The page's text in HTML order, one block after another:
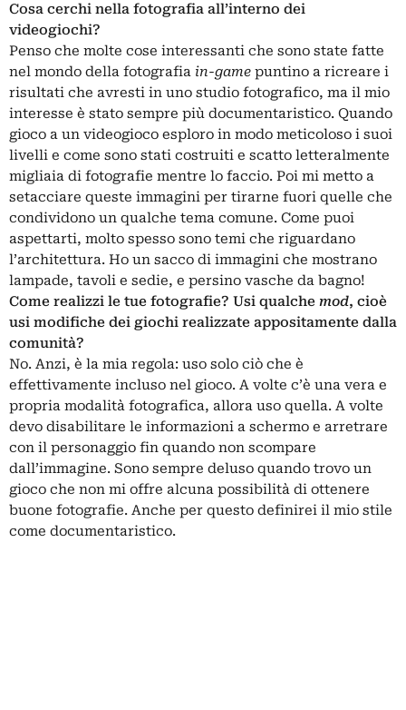
Cosa cerchi nella fotografia all’interno dei
videogiochi?
Penso che molte cose interessanti che sono state fatte
nel mondo della fotografia in-game puntino a ricreare i
risultati che avresti in uno studio fotografico, ma il mio
interesse è stato sempre più documentaristico. Quando
gioco a un videogioco esploro in modo meticoloso i suoi
livelli e come sono stati costruiti e scatto letteralmente
migliaia di fotografie mentre lo faccio. Poi mi metto a
setacciare queste immagini per tirarne fuori quelle che
condividono un qualche tema comune. Come puoi
aspettarti, molto spesso sono temi che riguardano
l’architettura. Ho un sacco di immagini che mostrano
lampade, tavoli e sedie, e persino vasche da bagno!
Come realizzi le tue fotografie? Usi qualche mod, cioè
usi modifiche dei giochi realizzate appositamente dalla
comunità?
No. Anzi, è la mia regola: uso solo ciò che è
effettivamente incluso nel gioco. A volte c’è una vera e
propria modalità fotografica, allora uso quella. A volte
devo disabilitare le informazioni a schermo e arretrare
con il personaggio fin quando non scompare
dall’immagine. Sono sempre deluso quando trovo un
gioco che non mi offre alcuna possibilità di ottenere
buone fotografie. Anche per questo definirei il mio stile
come documentaristico.